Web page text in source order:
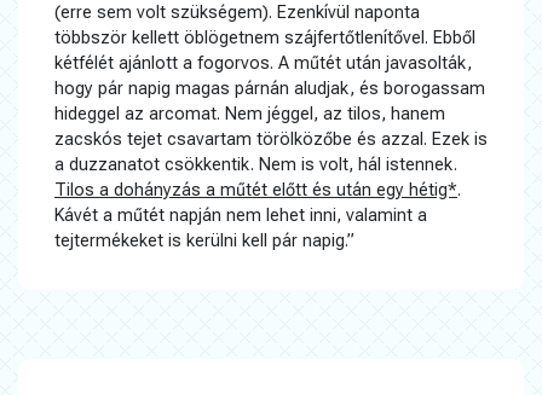
(erre sem volt szükségem). Ezenkívül naponta
többször kellett öblögetnem szájfertőtlenítővel. Ebből
kétfélét ajánlott a fogorvos. A műtét után javasolták,
hogy pár napig magas párnán aludjak, és borogassam
hideggel az arcomat. Nem jéggel, az tilos, hanem
zacskós tejet csavartam törölközőbe és azzal. Ezek is
a duzzanatot csökkentik. Nem is volt, hál istennek.
Tilos a dohányzás a műtét előtt és után egy hétig*.
Kávét a műtét napján nem lehet inni, valamint a
tejtermékeket is kerülni kell pár napig.”